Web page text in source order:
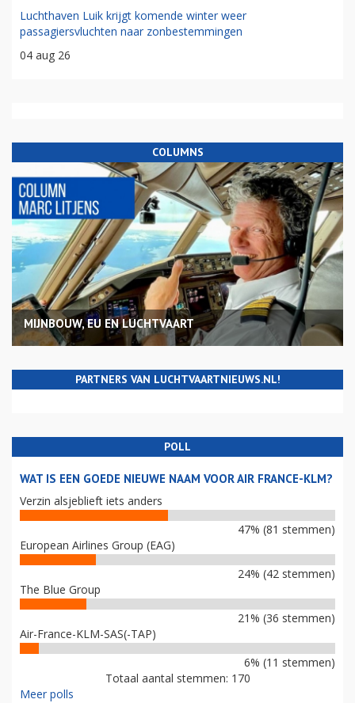
Luchthaven Luik krijgt komende winter weer
passagiersvluchten naar zonbestemmingen
04 aug 26
COLUMNS
MIJNBOUW, EU EN LUCHTVAART
PARTNERS VAN LUCHTVAARTNIEUWS.NL!
POLL
WAT IS EEN GOEDE NIEUWE NAAM VOOR AIR FRANCE-KLM?
Verzin alsjeblieft iets anders
47% (81 stemmen)
European Airlines Group (EAG)
24% (42 stemmen)
The Blue Group
21% (36 stemmen)
Air-France-KLM-SAS(-TAP)
6% (11 stemmen)
Totaal aantal stemmen: 170
Meer polls